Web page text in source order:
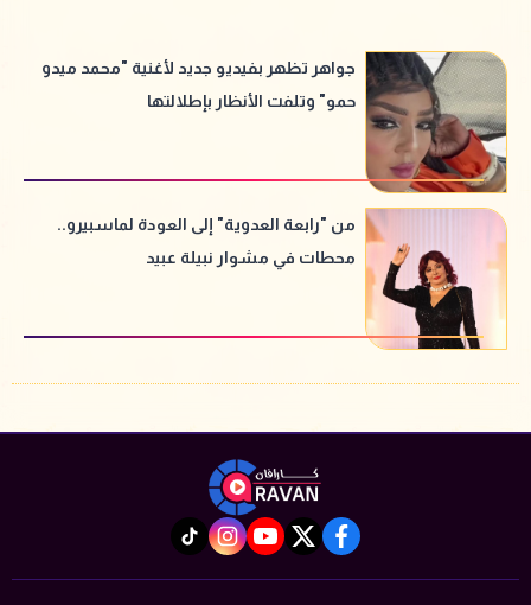
جواهر تظهر بفيديو جديد لأغنية "محمد ميدو
حمو" وتلفت الأنظار بإطلالتها
من "رابعة العدوية" إلى العودة لماسبيرو..
محطات في مشوار نبيلة عبيد
facebook
twitter
youtube
instagram
tiktok